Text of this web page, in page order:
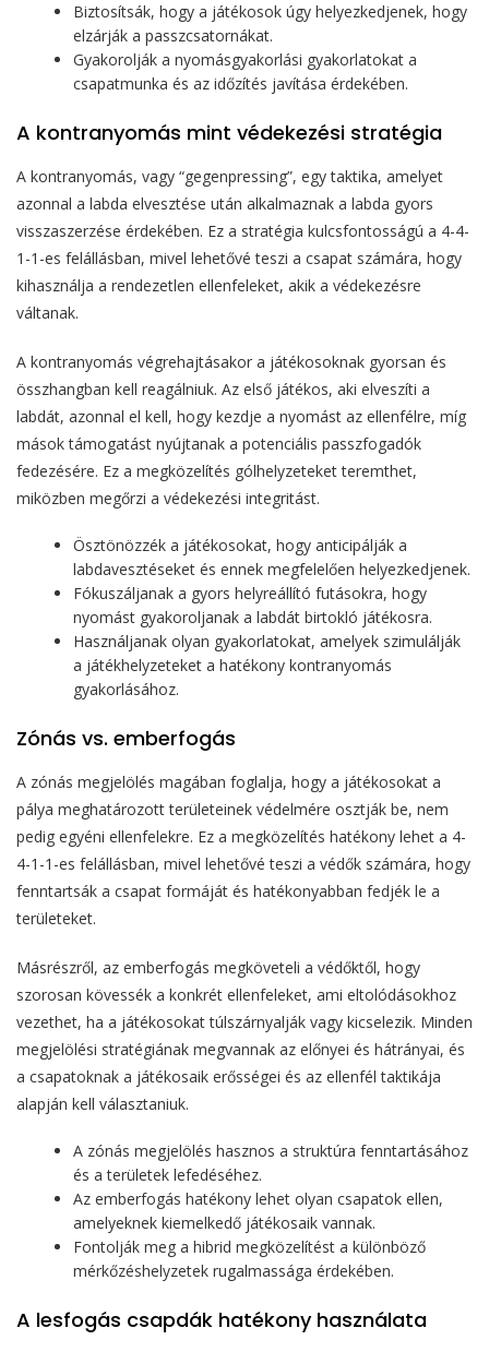
Biztosítsák, hogy a játékosok úgy helyezkedjenek, hogy
elzárják a passzcsatornákat.
Gyakorolják a nyomásgyakorlási gyakorlatokat a
csapatmunka és az időzítés javítása érdekében.
A kontranyomás mint védekezési stratégia
A kontranyomás, vagy “gegenpressing”, egy taktika, amelyet
azonnal a labda elvesztése után alkalmaznak a labda gyors
visszaszerzése érdekében. Ez a stratégia kulcsfontosságú a 4-4-
1-1-es felállásban, mivel lehetővé teszi a csapat számára, hogy
kihasználja a rendezetlen ellenfeleket, akik a védekezésre
váltanak.
A kontranyomás végrehajtásakor a játékosoknak gyorsan és
összhangban kell reagálniuk. Az első játékos, aki elveszíti a
labdát, azonnal el kell, hogy kezdje a nyomást az ellenfélre, míg
mások támogatást nyújtanak a potenciális passzfogadók
fedezésére. Ez a megközelítés gólhelyzeteket teremthet,
miközben megőrzi a védekezési integritást.
Ösztönözzék a játékosokat, hogy anticipálják a
labdavesztéseket és ennek megfelelően helyezkedjenek.
Fókuszáljanak a gyors helyreállító futásokra, hogy
nyomást gyakoroljanak a labdát birtokló játékosra.
Használjanak olyan gyakorlatokat, amelyek szimulálják
a játékhelyzeteket a hatékony kontranyomás
gyakorlásához.
Zónás vs. emberfogás
A zónás megjelölés magában foglalja, hogy a játékosokat a
pálya meghatározott területeinek védelmére osztják be, nem
pedig egyéni ellenfelekre. Ez a megközelítés hatékony lehet a 4-
4-1-1-es felállásban, mivel lehetővé teszi a védők számára, hogy
fenntartsák a csapat formáját és hatékonyabban fedjék le a
területeket.
Másrészről, az emberfogás megköveteli a védőktől, hogy
szorosan kövessék a konkrét ellenfeleket, ami eltolódásokhoz
vezethet, ha a játékosokat túlszárnyalják vagy kicselezik. Minden
megjelölési stratégiának megvannak az előnyei és hátrányai, és
a csapatoknak a játékosaik erősségei és az ellenfél taktikája
alapján kell választaniuk.
A zónás megjelölés hasznos a struktúra fenntartásához
és a területek lefedéséhez.
Az emberfogás hatékony lehet olyan csapatok ellen,
amelyeknek kiemelkedő játékosaik vannak.
Fontolják meg a hibrid megközelítést a különböző
mérkőzéshelyzetek rugalmassága érdekében.
A lesfogás csapdák hatékony használata